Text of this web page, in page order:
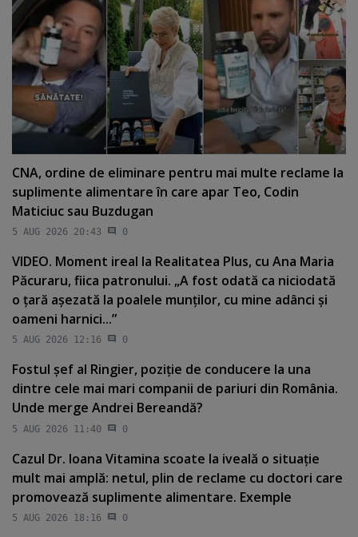
CNA, ordine de eliminare pentru mai multe reclame la
suplimente alimentare în care apar Teo, Codin
Maticiuc sau Buzdugan
5 AUG 2026 20:43 0
VIDEO. Moment ireal la Realitatea Plus, cu Ana Maria
Păcuraru, fiica patronului. „A fost odată ca niciodată
o ţară aşezată la poalele munţilor, cu mine adânci şi
oameni harnici...”
5 AUG 2026 12:16 0
Fostul şef al Ringier, poziţie de conducere la una
dintre cele mai mari companii de pariuri din România.
Unde merge Andrei Bereandă?
5 AUG 2026 11:40 0
Cazul Dr. Ioana Vitamina scoate la iveală o situaţie
mult mai amplă: netul, plin de reclame cu doctori care
promovează suplimente alimentare. Exemple
5 AUG 2026 18:16 0